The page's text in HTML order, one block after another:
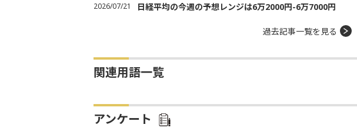
2026/07/21 日経平均の今週の予想レンジは6万2000円-6万7000円
過去記事一覧を見る
関連用語一覧
アンケート